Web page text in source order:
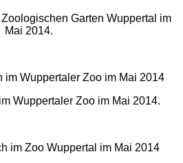
Garten Wuppertal im
Mai 2014.
Wuppertaler Zoo im Mai 2014.